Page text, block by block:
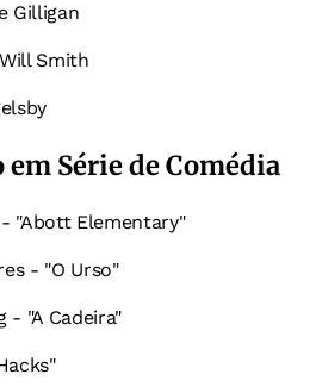
Gilligan
Smith
Série de Comédia
"Abott Elementary"
- "O Urso"
- "A Cadeira"